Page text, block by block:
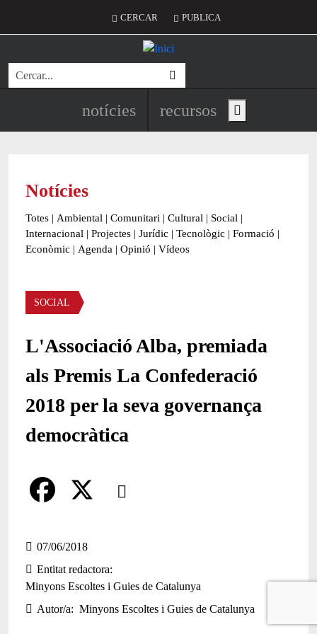
Menú del compte d'usuari
CERCAR PUBLICA
Cerca
Navegació principal de
notícies recursos Show main menu
Notícies
Totes | Ambiental | Comunitari | Cultural | Social |
Internacional | Projectes | Jurídic | Tecnològic | Formació |
Econòmic | Agenda | Opinió | Vídeos
Àmbit de la notícia
SOCIAL
L'Associació Alba, premiada
als Premis La Confederació
2018 per la seva governança
democràtica
Comparteix
a
c
07/06/2018
Entitat redactora
Minyons Escoltes i Guies de Catalunya
Autor/a
Minyons Escoltes i Guies de Catalunya